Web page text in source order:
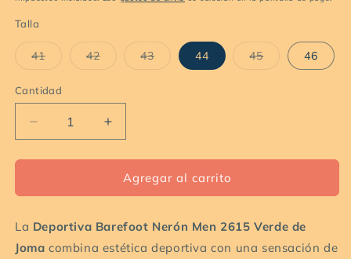
Talla
41Variante
agotada
no
disponible
42Variante
agotada
43Variante
agotada
44 45Variante
agotada
46
Cantidad
Cantidad
Reducir
cantidad
para
Fenix
gris
Aumentar
cantidad
para
Zapatillas
Fenix
gris
Agregar al carrito
La Deportiva Barefoot Nerón Men 2615 Verde de
Joma combina estética deportiva con una sensación de